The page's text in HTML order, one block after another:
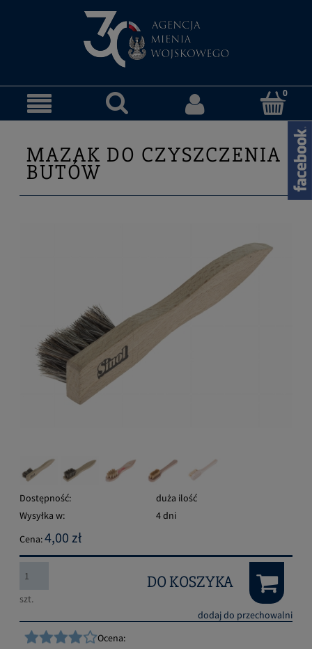
MAZAK DO CZYSZCZENIA
BUTÓW
Dostępność:
duża ilość
Wysyłka w:
4 dni
Cena:4,00 zł
szt.
DO KOSZYKA
dodaj do przechowalni
Ocena: